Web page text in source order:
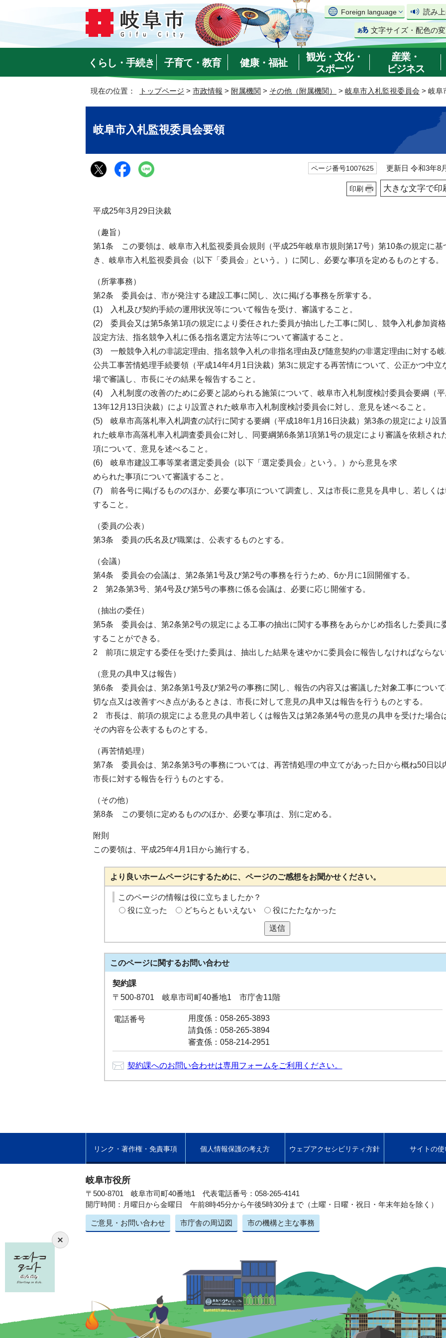
Foreign language 読み
文字サイズ・配色の
くらし・手続き 子育て・教育 健康・福祉
観光・文化・
スポーツ
産業・
ビジネス
現在の位置： トップページ > 市政情報 > 附属機関 > その他（附属機関） > 岐阜市入札監視委員会 > 岐阜
岐阜市入札監視委員会要領
ページ番号1007625 更新日 令和3年8
印刷 大きな文字で印
平成25年3月29日決裁
（趣旨）
第1条 この要領は、岐阜市入札監視委員会規則（平成25年岐阜市規則第17号）第10条の規定に基
き、岐阜市入札監視委員会（以下「委員会」という。）に関し、必要な事項を定めるものとする。
（所掌事務）
第2条 委員会は、市が発注する建設工事に関し、次に掲げる事務を所掌する。
(1) 入札及び契約手続の運用状況等について報告を受け、審議すること。
(2) 委員会又は第5条第1項の規定により委任された委員が抽出した工事に関し、競争入札参加資
設定方法、指名競争入札に係る指名選定方法等について審議すること。
(3) 一般競争入札の非認定理由、指名競争入札の非指名理由及び随意契約の非選定理由に対する
公共工事苦情処理手続要領（平成14年4月1日決裁）第3に規定する再苦情について、公正かつ中立
場で審議し、市長にその結果を報告すること。
(4) 入札制度の改善のために必要と認められる施策について、岐阜市入札制度検討委員会要綱（
13年12月13日決裁）により設置された岐阜市入札制度検討委員会に対し、意見を述べること。
(5) 岐阜市高落札率入札調査の試行に関する要綱（平成18年1月16日決裁）第3条の規定により設
れた岐阜市高落札率入札調査委員会に対し、同要綱第6条第1項第1号の規定により審議を依頼され
項について、意見を述べること。
(6) 岐阜市建設工事等業者選定委員会（以下「選定委員会」という。）から意見を求
められた事項について審議すること。
(7) 前各号に掲げるもののほか、必要な事項について調査し、又は市長に意見を具申し、若しく
すること。
（委員の公表）
第3条 委員の氏名及び職業は、公表するものとする。
（会議）
第4条 委員会の会議は、第2条第1号及び第2号の事務を行うため、6か月に1回開催する。
2 第2条第3号、第4号及び第5号の事務に係る会議は、必要に応じ開催する。
（抽出の委任）
第5条 委員会は、第2条第2号の規定による工事の抽出に関する事務をあらかじめ指名した委員に
することができる。
2 前項に規定する委任を受けた委員は、抽出した結果を速やかに委員会に報告しなければならない
（意見の具申又は報告）
第6条 委員会は、第2条第1号及び第2号の事務に関し、報告の内容又は審議した対象工事につい
切な点又は改善すべき点があるときは、市長に対して意見の具申又は報告を行うものとする。
2 市長は、前項の規定による意見の具申若しくは報告又は第2条第4号の意見の具申を受けた場合
その内容を公表するものとする。
（再苦情処理）
第7条 委員会は、第2条第3号の事務については、再苦情処理の申立てがあった日から概ね50日以
市長に対する報告を行うものとする。
（その他）
第8条 この要領に定めるもののほか、必要な事項は、別に定める。
附則
この要領は、平成25年4月1日から施行する。
より良いホームページにするために、ページのご感想をお聞かせください。
このページの情報は役に立ちましたか？
役に立った
どちらともいえない 役にたたなかった
送信
このページに関するお問い合わせ
契約課
〒500-8701 岐阜市司町40番地1 市庁舎11階
電話番号
用度係：058-265-3893
請負係：058-265-3894
審査係：058-214-2951
契約課へのお問い合わせは専用フォームをご利用ください。
リンク・著作権・免責事項 個人情報保護の考え方 ウェブアクセシビリティ方針 サイトの使
岐阜市役所
〒500-8701 岐阜市司町40番地1 代表電話番号：058-265-4141
開庁時間：月曜日から金曜日 午前8時45分から午後5時30分まで（土曜・日曜・祝日・年末年始を除く）
ご意見・お問い合わせ 市庁舎の周辺図 市の機構と主な事務